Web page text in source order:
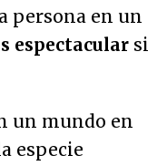
persona en un
espectacular si
un mundo en
especie